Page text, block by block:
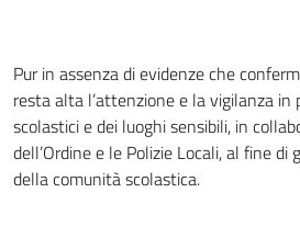
Pur in assenza di evidenze che
resta alta l’attenzione e la vigilanza in
scolastici e dei luoghi sensibili, in
dell’Ordine e le Polizie Locali, al fine di
della comunità scolastica.